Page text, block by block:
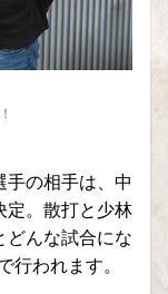
手の相手は、中
定。散打と少林
んな試合にな
われます。